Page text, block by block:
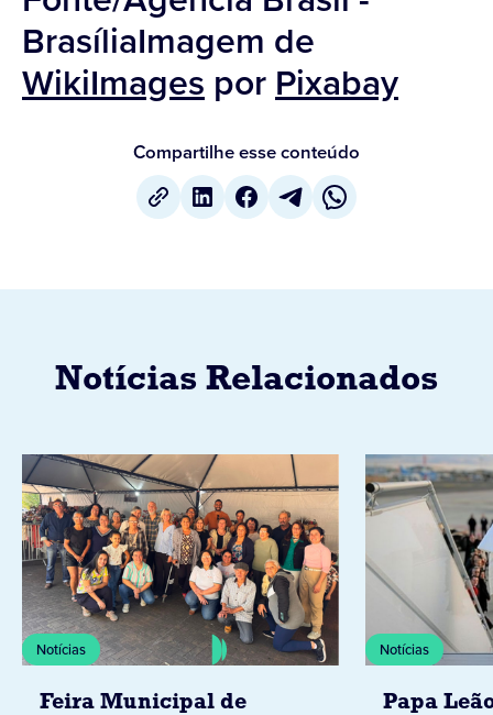
BrasíliaImagem de
WikiImages porPixabay
Compartilhe esse conteúdo
Notícias Relacionados
Notícias
Feira Municipal de
Notícias
Papa